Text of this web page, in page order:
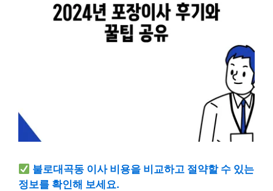
불로대곡동 이사 비용을 비교하고 절약할 수 있는
정보를 확인해 보세요.